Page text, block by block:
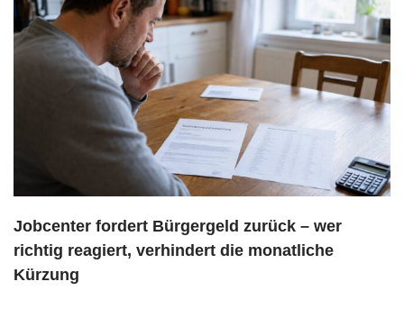
Jobcenter fordert Bürgergeld zurück – wer
richtig reagiert, verhindert die monatliche
Kürzung